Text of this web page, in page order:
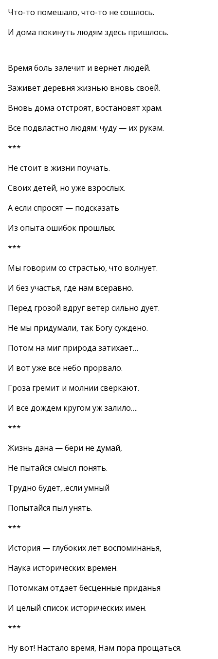
Что-то помешало, что-то не сошлось.
И дома покинуть людям здесь пришлось.
Время боль залечит и вернет людей.
Заживет деревня жизнью вновь своей.
Вновь дома отстроят, востановят храм.
Все подвластно людям: чуду — их рукам.
***
Не стоит в жизни поучать.
Своих детей, но уже взрослых.
А если спросят — подсказать
Из опыта ошибок прошлых.
***
Мы говорим со страстью, что волнует.
И без участья, где нам всеравно.
Перед грозой вдруг ветер сильно дует.
Не мы придумали, так Богу суждено.
Потом на миг природа затихает…
И вот уже все небо прорвало.
Гроза гремит и молнии сверкают.
И все дождем кругом уж залило….
***
Жизнь дана — бери не думай,
Не пытайся смысл понять.
Трудно будет,..если умный
Попытайся пыл унять.
***
История — глубоких лет воспоминанья,
Наука исторических времен.
Потомкам отдает бесценные приданья
И целый список исторических имен.
***
Ну вот! Настало время, Нам пора прощаться.